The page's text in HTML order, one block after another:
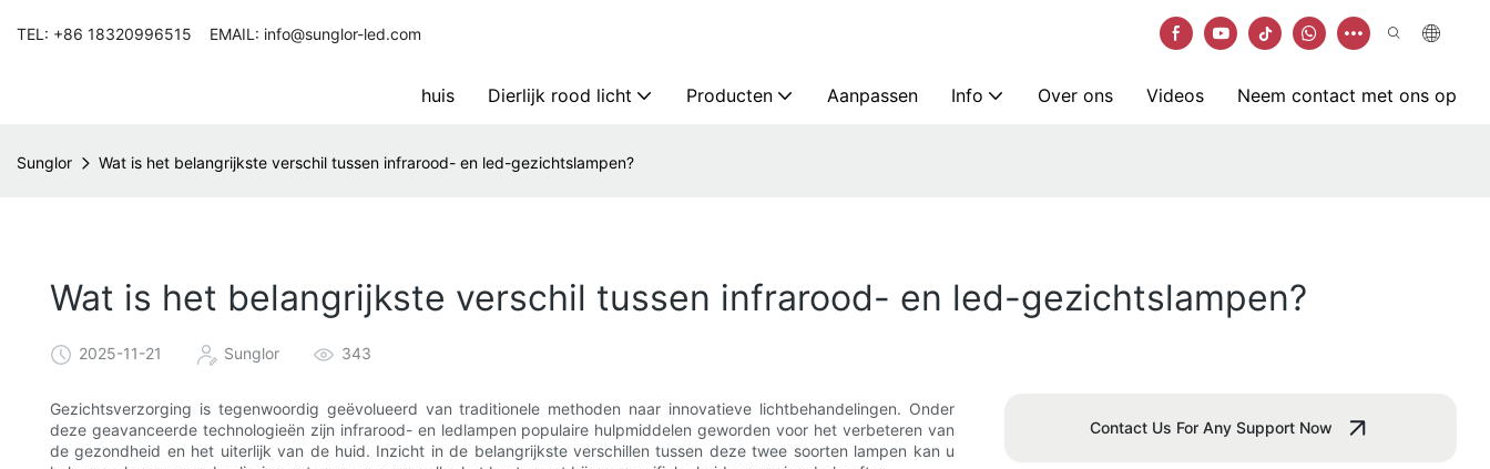
TEL: +86 18320996515 EMAIL: info@sunglor-led.com
huis Dierlijk rood licht Producten Aanpassen Info Over ons Videos Neem contact met ons op
Sunglor Wat is het belangrijkste verschil tussen infrarood- en led-gezichtslampen?
Wat is het belangrijkste verschil tussen infrarood- en led-gezichtslampen?
2025-11-21 Sunglor 343
Gezichtsverzorging is tegenwoordig geëvolueerd van traditionele methoden naar innovatieve lichtbehandelingen. Onder
deze geavanceerde technologieën zijn infrarood- en ledlampen populaire hulpmiddelen geworden voor het verbeteren van
de gezondheid en het uiterlijk van de huid. Inzicht in de belangrijkste verschillen tussen deze twee soorten lampen kan u
Contact Us For Any Support Now